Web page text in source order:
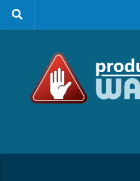
Zum Inhalt springen